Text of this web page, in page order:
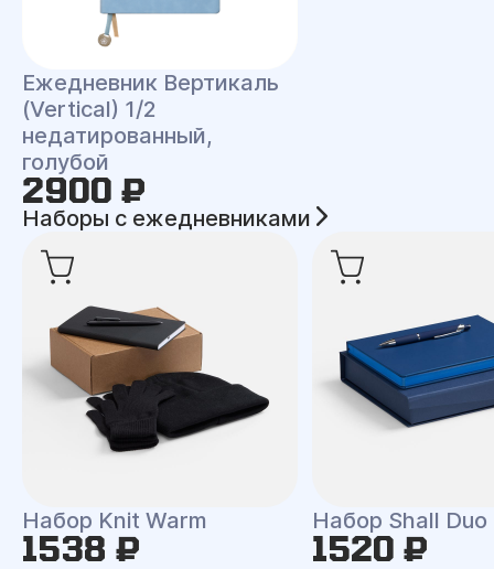
Ежедневник Вертикаль
(Vertical) 1/2
недатированный,
голубой
2900 ₽
Наборы с ежедневниками
Набор Knit Warm
1538 ₽
Набор Shall Duo
1520 ₽